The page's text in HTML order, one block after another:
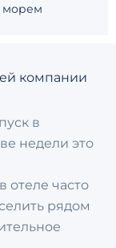
морем
компании
в
недели это
отеле часто
рядом